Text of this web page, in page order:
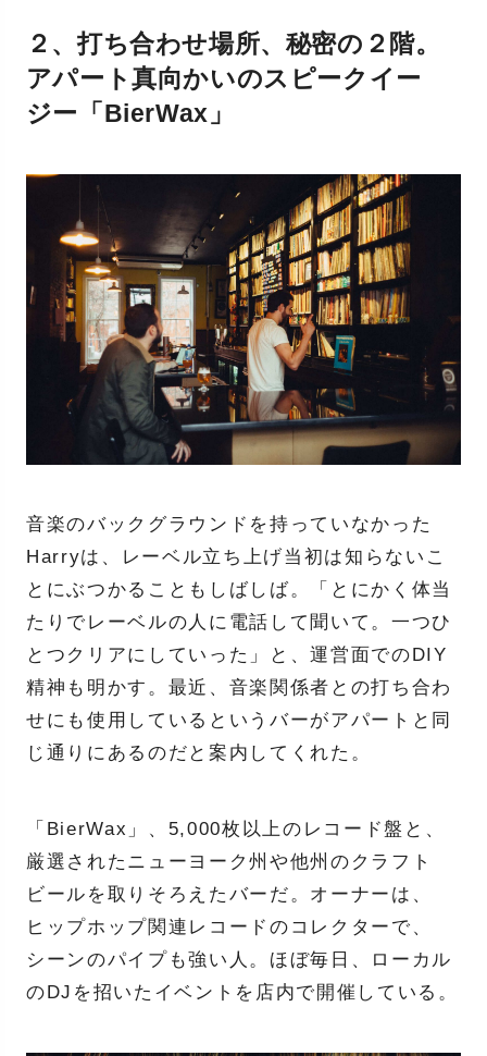
２、打ち合わせ場所、秘密の２階。
アパート真向かいのスピークイー
ジー「BierWax」
音楽のバックグラウンドを持っていなかった
Harryは、レーベル立ち上げ当初は知らないこ
とにぶつかることもしばしば。「とにかく体当
たりでレーベルの人に電話して聞いて。一つひ
とつクリアにしていった」と、運営面でのDIY
精神も明かす。最近、音楽関係者との打ち合わ
せにも使用しているというバーがアパートと同
じ通りにあるのだと案内してくれた。
「BierWax」、5,000枚以上のレコード盤と、
厳選されたニューヨーク州や他州のクラフト
ビールを取りそろえたバーだ。オーナーは、
ヒップホップ関連レコードのコレクターで、
シーンのパイプも強い人。ほぼ毎日、ローカル
のDJを招いたイベントを店内で開催している。